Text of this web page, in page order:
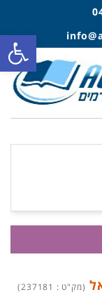
(מק"ט : 237181)
פתח